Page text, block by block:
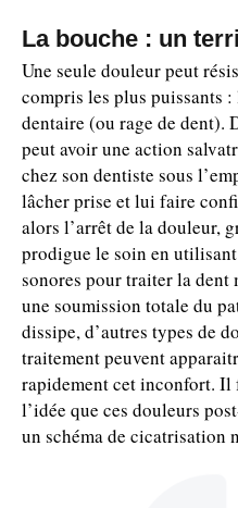
La bouche : un
Une seule douleur peut
compris les plus puissants
dentaire (ou rage de dent).
peut avoir une action
chez son dentiste sous
lâcher prise et lui faire
alors l’arrêt de la douleur,
prodigue le soin en
sonores pour traiter la dent
une soumission totale du
dissipe, d’autres types de
traitement peuvent
rapidement cet inconfort.
l’idée que ces douleurs
un schéma de cicatrisation